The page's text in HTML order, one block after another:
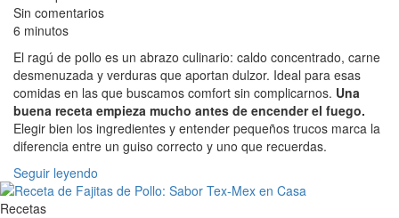
Sin comentarios
6 minutos
El ragú de pollo es un abrazo culinario: caldo concentrado, carne
desmenuzada y verduras que aportan dulzor. Ideal para esas
comidas en las que buscamos comfort sin complicarnos. Una
buena receta empieza mucho antes de encender el fuego.
Elegir bien los ingredientes y entender pequeños trucos marca la
diferencia entre un guiso correcto y uno que recuerdas.
Seguir leyendo
Recetas